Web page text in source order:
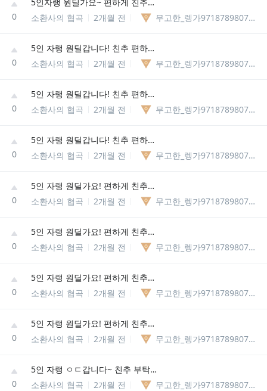
0
소환사의 협곡
2개월 전 무고한_렝가97187898075329
0
5인 자랭 원딜갑니다! 친추 편하게 주세요~
소환사의 협곡
2개월 전 무고한_렝가97187898075329
0
5인 자랭 원딜갑니다! 친추 편하게 주세요~
소환사의 협곡
2개월 전 무고한_렝가97187898075329
0
5인 자랭 원딜갑니다! 친추 편하게 주세요~
소환사의 협곡
2개월 전 무고한_렝가97187898075329
0
5인 자랭 원딜가요! 편하게 친추주세요~(디코or롤보 가능)
소환사의 협곡
2개월 전 무고한_렝가97187898075329
0
5인 자랭 원딜가요! 편하게 친추주세요~(디코or롤보 가능)
소환사의 협곡
2개월 전 무고한_렝가97187898075329
0
5인 자랭 원딜가요! 편하게 친추주세요~(디코or롤보 가능)
소환사의 협곡
2개월 전 무고한_렝가97187898075329
0
5인 자랭 원딜가요! 편하게 친추주세요~(디코or롤보 가능)
소환사의 협곡
2개월 전 무고한_렝가97187898075329
0
5인 자랭 ㅇㄷ갑니다~ 친추 부탁드려요
소환사의 협곡
2개월 전 무고한_렝가97187898075329